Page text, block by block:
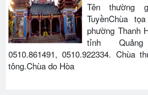
Tên thường
TuyềnChùa
phường Thanh
tỉnh
0510.861491, 0510.922334. Chùa
tông.Chùa do Hòa